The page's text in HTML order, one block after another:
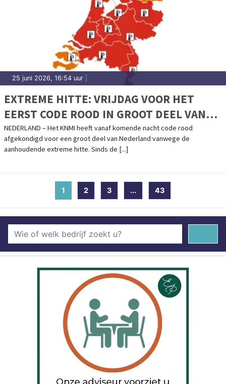
25 juni 2026, 16:54 uur
EXTREME HITTE: VRIJDAG VOOR HET
EERST CODE ROOD IN GROOT DEEL VAN
HET LAND
NEDERLAND – Het KNMI heeft vanaf komende nacht code rood
afgekondigd voor een groot deel van Nederland vanwege de
aanhoudende extreme hitte. Sinds de [...]
1 (current)
2 3 ... 43